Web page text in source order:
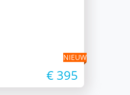
NIEUW
€ 395